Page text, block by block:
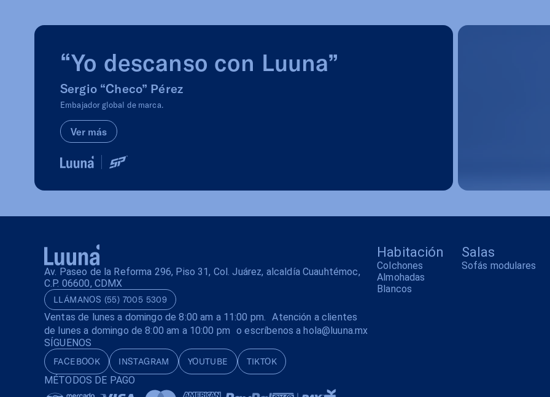
“Yo descanso con Luuna”
Sergio “Checo” Pérez
Embajador global de marca.
Ver más
Av. Paseo de la Reforma 296, Piso 31, Col. Juárez, alcaldía Cuauhtémoc,
C.P. 06600, CDMX
LLÁMANOS (55) 7005 5309
Ventas de lunes a domingo de 8:00 am a 11:00 pm. Atención a clientes
de lunes a domingo de 8:00 am a 10:00 pm o escríbenos a hola@luuna.mx
SÍGUENOS
FACEBOOK INSTAGRAM YOUTUBE TIKTOK
MÉTODOS DE PAGO
Habitación
Colchones
Almohadas
Blancos
Salas
Sofás modulares